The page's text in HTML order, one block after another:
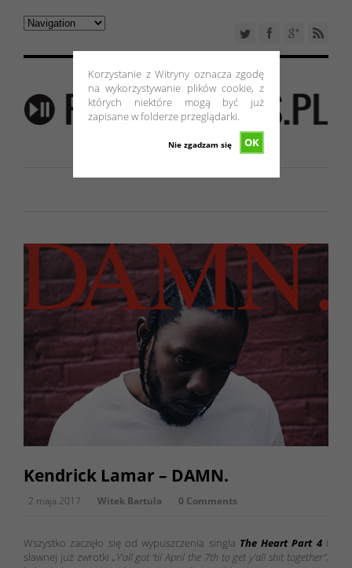
Korzystanie z Witryny oznacza zgodę
na wykorzystywanie plików cookie, z
których niektóre mogą być już
zapisane w folderze przeglądarki.
OK
Nie zgadzam się
Kendrick Lamar – DAMN.
2 maja 2017 Witek Bartula 0 Comments
Wszystko zaczęło się od wypuszczenia singla The Heart Part 4i
sławnej już zwrotki „Y’all got ’til April the 7th to get y’all shit together”,